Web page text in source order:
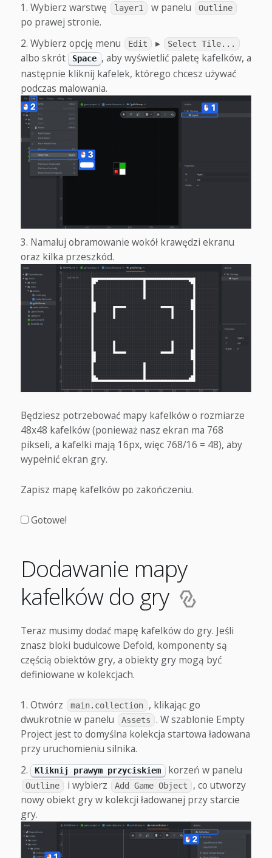
Wybierz warstwę layer1 w panelu Outline
po prawej stronie.
Wybierz opcję menu
Edit ▸ Select Tile...
albo skrót Space , aby wyświetlić paletę kafelków, a
następnie kliknij kafelek, którego chcesz używać
podczas malowania.
Namaluj obramowanie wokół krawędzi ekranu
oraz kilka przeszkód.
Będziesz potrzebować mapy kafelków o rozmiarze
48x48 kafelków (ponieważ nasz ekran ma 768
pikseli, a kafelki mają 16px, więc 768/16 = 48), aby
wypełnić ekran gry.
Zapisz mapę kafelków po zakończeniu.
Gotowe!
Dodawanie mapy
kafelków do gry
Teraz musimy dodać mapę kafelków do gry. Jeśli
znasz bloki budulcowe Defold, komponenty są
częścią obiektów gry, a obiekty gry mogą być
definiowane w kolekcjach.
Otwórz main.collection
, klikając go
dwukrotnie w panelu
Assets
. W szablonie Empty
Project jest to domyślna kolekcja startowa ładowana
przy uruchomieniu silnika.
Kliknij prawym przyciskiem korzeń w panelu
Outline i wybierz Add Game Object
, co utworzy
nowy obiekt gry w kolekcji ładowanej przy starcie
gry.